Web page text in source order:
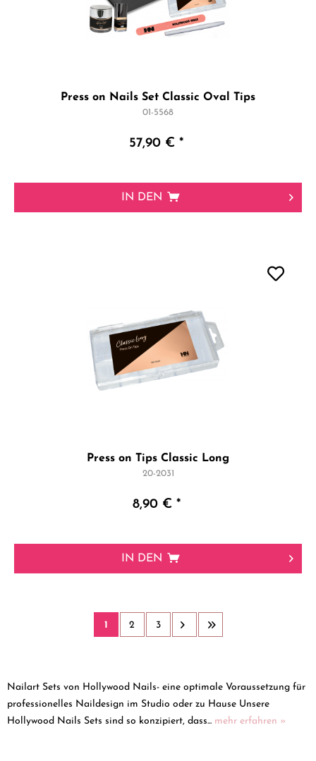
Press on Nails Set Classic Oval Tips
01-5568
57,90 € *
IN DEN
Press on Tips Classic Long
20-2031
8,90 € *
IN DEN
1 2 3
Nailart Sets von Hollywood Nails- eine optimale Voraussetzung für
professionelles Naildesign im Studio oder zu Hause Unsere
Hollywood Nails Sets sind so konzipiert, dass... mehr erfahren »